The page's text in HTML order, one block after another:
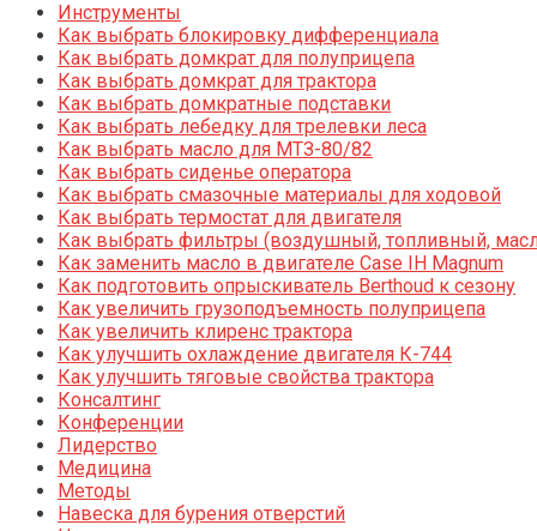
Инструменты
Как выбрать блокировку дифференциала
Как выбрать домкрат для полуприцепа
Как выбрать домкрат для трактора
Как выбрать домкратные подставки
Как выбрать лебедку для трелевки леса
Как выбрать масло для МТЗ-80/82
Как выбрать сиденье оператора
Как выбрать смазочные материалы для ходовой
Как выбрать термостат для двигателя
Как выбрать фильтры (воздушный, топливный,
Как заменить масло в двигателе Case IH Magnum
Как подготовить опрыскиватель Berthoud к сезону
Как увеличить грузоподъемность полуприцепа
Как увеличить клиренс трактора
Как улучшить охлаждение двигателя К-744
Как улучшить тяговые свойства трактора
Консалтинг
Конференции
Лидерство
Медицина
Методы
Навеска для бурения отверстий